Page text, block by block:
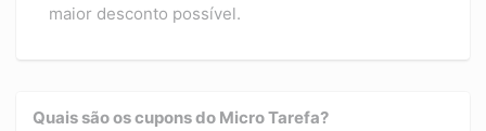
maior desconto possível.
Quais são os cupons do Micro Tarefa?